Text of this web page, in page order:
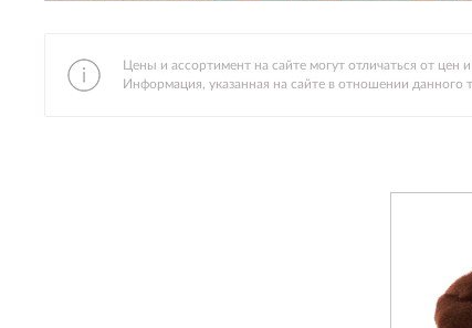
Цены и ассортимент на сайте могут отличаться от
Информация, указанная на сайте в отношении данного